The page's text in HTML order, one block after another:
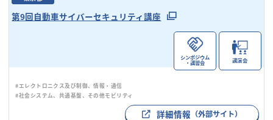
第9回自動車サイバーセキュリティ講座
シンポジウム
・講習会 講演会
#エレクトロニクス及び制御、情報・通信
#社会システム、共通基盤、その他モビリティ
詳細情報 （外部サイト）